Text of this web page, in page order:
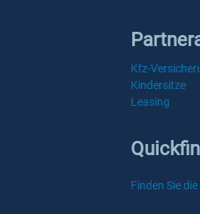
Kfz-
Kindersitze
Leasing
Finden Sie